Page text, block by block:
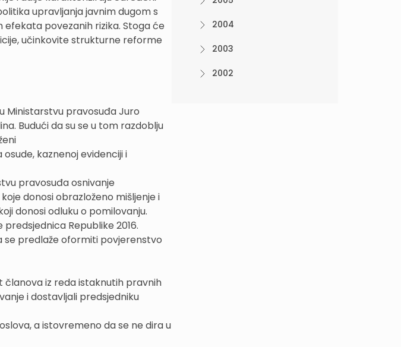
upravljanja javnim dugom s
povezanih rizika. Stoga će
učinkovite strukturne reforme
Ministarstvu pravosuđa Juro
Budući da su se u tom razdoblju
kaznenoj evidenciji i
pravosuđa osnivanje
donosi obrazloženo mišljenje i
donosi odluku o pomilovanju.
Republike 2016.
se predlaže oformiti povjerenstvo
članova iz reda istaknutih pravnih
i dostavljali predsjedniku
a istovremeno da se ne dira u
2004
2003
2002